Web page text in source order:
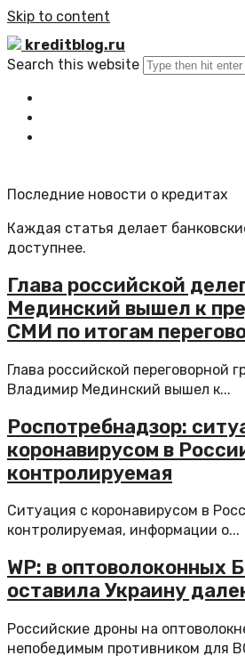
Skip to content
kreditblog.ru
Search this website
Последние новости о кредитах
Каждая статья делает
доступнее.
Глава российской
Мединский вышел к
СМИ по итогам
Глава российской переговорной
Владимир Мединский вышел к...
Роспотребнадзор:
коронавирусом в
контролируемая
Ситуация с коронавирусом в
контролируемая, информации о...
WP: в оптоволоконных
оставила Украину
Российские дроны на
непобедимым противником для